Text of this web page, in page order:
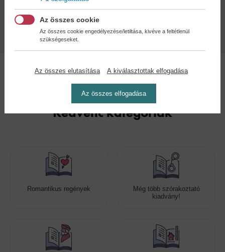
Kiadás dátuma:
2020
Kedvenc kategóriák
Romantikus regények
Még több szórakoztató
kiadvány!
Az összes cookie
Az összes cookie engedélyezése/letiltása, kivéve a feltétlenül
szükségeseket.
Az összes elutasítása A kiválasztottak elfogadása
Az összes elfogadása